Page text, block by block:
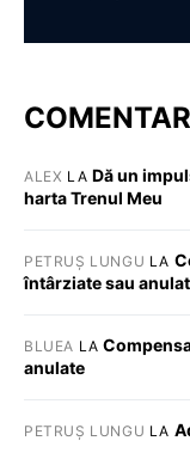
ALEX LA Dă un
harta Trenul Meu
PETRUȘ LUNGU LA
întârziate sau
BLUEA LA
anulate
PETRUȘ LUNGU LA